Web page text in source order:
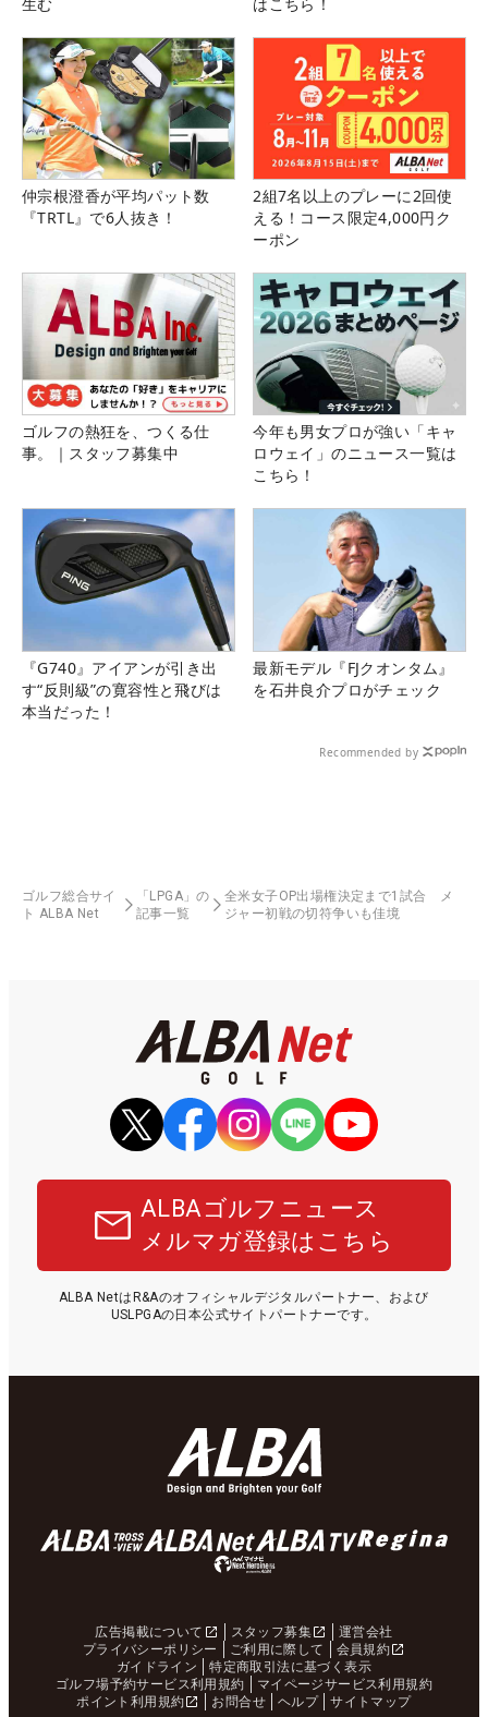
仲宗根澄香が平均パット数
『TRTL』で6人抜き！
2組7名以上のプレーに2回使
える！コース限定4,000円ク
ーポン
ゴルフの熱狂を、つくる仕
事。｜スタッフ募集中
今年も男女プロが強い「キャ
ロウェイ」のニュース一覧は
こちら！
『G740』アイアンが引き出
す“反則級”の寛容性と飛びは
本当だった！
最新モデル『FJクオンタム』
を石井良介プロがチェック
Recommended by
ゴルフ総合サイ
ト ALBA Net
「LPGA」の
記事一覧
全米女子OP出場権決定まで1試合 メ
ジャー初戦の切符争いも佳境
ALBAゴルフニュース
メルマガ登録はこちら
ALBA NetはR&Aのオフィシャルデジタルパートナー、および
USLPGAの日本公式サイトパートナーです。
広告掲載について スタッフ募集
運営会社
プライバシーポリシー
ご利用に際して
会員規約
ガイドライン
特定商取引法に基づく表示
ゴルフ場予約サービス利用規約
マイページサービス利用規約
ポイント利用規約
お問合せ ヘルプ サイトマップ